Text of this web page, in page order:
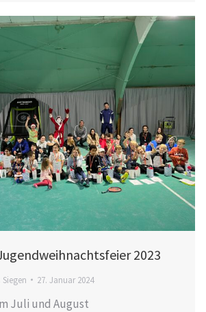
2023
Siegen 27. Januar 2024
Juli und August